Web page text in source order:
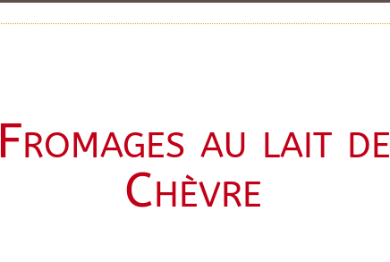
Fromages au lait de
Chèvre